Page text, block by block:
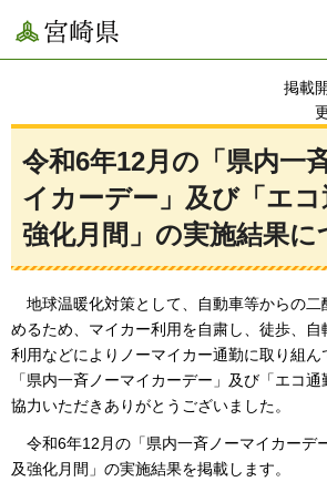
宮崎県
掲載
令和6年12月の「県内一
イカーデー」及び「エコ
強化月間」の実施結果に
地球温暖化対策として、自動車等からの
めるため、マイカー利用を自粛し、徒歩、
利用などによりノーマイカー通勤に取り組
「県内一斉ノーマイカーデー」及び「エコ
協力いただきありがとうございました。
令和6年12月の「県内一斉ノーマイカーデ
及強化月間」 の実施結果を掲載します。